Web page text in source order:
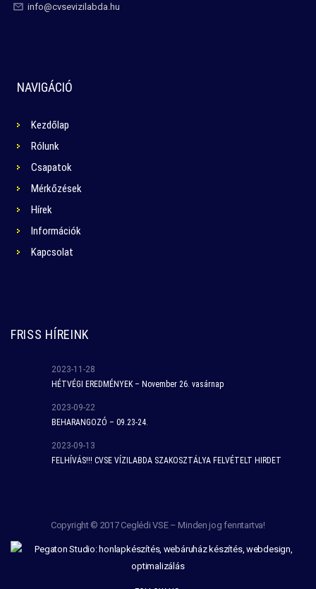
info@cvsevizilabda.hu
NAVIGÁCIÓ
Kezdőlap
Rólunk
Csapatok
Mérkőzések
Hírek
Információk
Kapcsolat
FRISS HÍREINK
2023-11-28
HÉTVÉGI EREDMÉNYEK – November 26. vasárnap
2023-09-22
BEHARANGOZÓ – 09.23-24.
2023-09-13
FELHÍVÁS!!! CVSE VÍZILABDA SZAKOSZTÁLYA FELVÉTELT HIRDET
Copyright © 2017 Ceglédi VSE – Minden jog fenntartva!